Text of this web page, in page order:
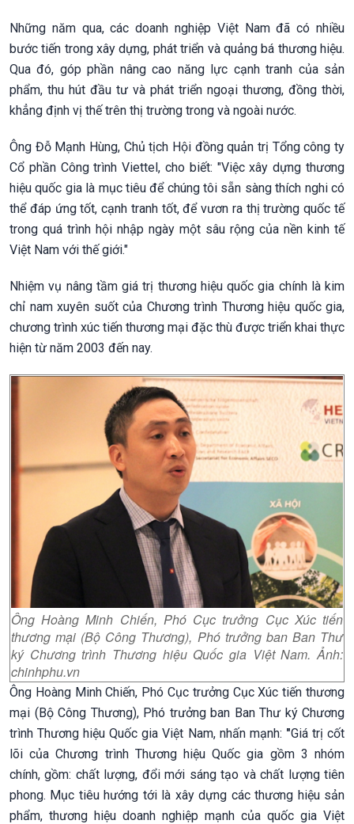
Những năm qua, các doanh nghiệp Việt Nam đã có nhiều
bước tiến trong xây dựng, phát triển và quảng bá thương hiệu.
Qua đó, góp phần nâng cao năng lực cạnh tranh của sản
phẩm, thu hút đầu tư và phát triển ngoại thương, đồng thời,
khẳng định vị thế trên thị trường trong và ngoài nước.
Ông Đỗ Mạnh Hùng, Chủ tịch Hội đồng quản trị Tổng công ty
Cổ phần Công trình Viettel, cho biết: "Việc xây dựng thương
hiệu quốc gia là mục tiêu để chúng tôi sẵn sàng thích nghi có
thể đáp ứng tốt, cạnh tranh tốt, để vươn ra thị trường quốc tế
trong quá trình hội nhập ngày một sâu rộng của nền kinh tế
Việt Nam với thế giới."
Nhiệm vụ nâng tầm giá trị thương hiệu quốc gia chính là kim
chỉ nam xuyên suốt của Chương trình Thương hiệu quốc gia,
chương trình xúc tiến thương mại đặc thù được triển khai thực
hiện từ năm 2003 đến nay.
Ông Hoàng Minh Chiến, Phó Cục trưởng Cục Xúc tiến
thương mại (Bộ Công Thương), Phó trưởng ban Ban Thư
ký Chương trình Thương hiệu Quốc gia Việt Nam. Ảnh:
chinhphu.vn
Ông Hoàng Minh Chiến, Phó Cục trưởng Cục Xúc tiến thương
mại (Bộ Công Thương), Phó trưởng ban Ban Thư ký Chương
trình Thương hiệu Quốc gia Việt Nam, nhấn mạnh: "Giá trị cốt
lõi của Chương trình Thương hiệu Quốc gia gồm 3 nhóm
chính, gồm: chất lượng, đổi mới sáng tạo và chất lượng tiên
phong. Mục tiêu hướng tới là xây dựng các thương hiệu sản
phẩm, thương hiệu doanh nghiệp mạnh của quốc gia Việt